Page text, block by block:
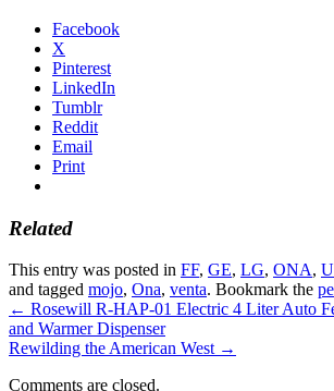
Facebook
X
Pinterest
LinkedIn
Tumblr
Reddit
Email
Print
Related
This entry was posted in FF, GE, LG, ONA,
and tagged mojo, Ona, venta. Bookmark the
← Rosewill R-HAP-01 Electric 4 Liter Auto
and Warmer Dispenser
Rewilding the American West →
Comments are closed.